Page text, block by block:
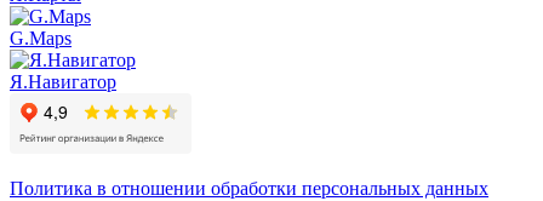
G.Maps
Я.Навигатор
Политика в отношении обработки персональных данных